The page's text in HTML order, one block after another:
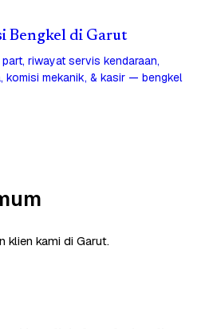
Bengkel di Garut
riwayat servis kendaraan,
komisi mekanik, & kasir — bengkel
klien kami di Garut.